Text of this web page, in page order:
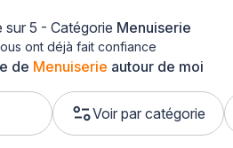
de Menuiserie autour de moi
Voir par catégorie
5 - Catégorie Menuiserie
ont déjà fait confiance